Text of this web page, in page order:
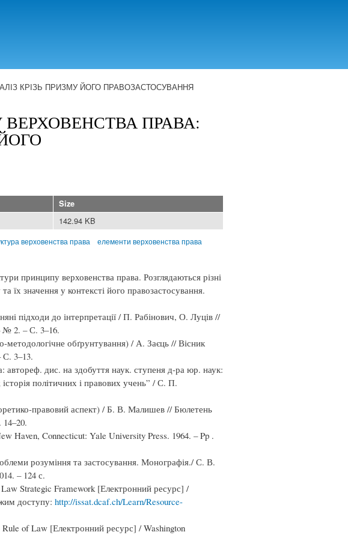
КРІЗЬ ПРИЗМУ ЙОГО ПРАВОЗАСТОСУВАННЯ
ПРАВА:
Size
142.94 KB
верховенства права елементи верховенства права
принципу верховенства права. Розглядаються різні
їх значення у контексті його правозастосування.
підходи до інтерпретації / П. Рабінович, О. Луців //
№ 2. – С. 3–16.
обґрунтування) / А. Заєць // Вісник
С. 3–13.
дис. на здобуття наук. ступеня д-ра юр. наук:
політичних і правових учень” / С. П.
правовий аспект) / Б. В. Малишев // Бюлетень
Haven, Connecticut: Yale University Press. 1964. – Pp .
розуміння та застосування. Монографія./ С. В.
– 124 с.
Strategic Framework [Електронний ресурс] /
доступу: http://issat.dcaf.ch/Learn/Resource-
of Law [Електронний ресурс] / Washington